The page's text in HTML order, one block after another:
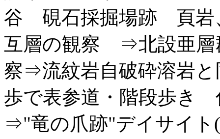
谷 硯石採掘場跡 頁岩
互層の観察 ⇒北設亜層
察⇒流紋岩自破砕溶岩
歩で表参道・階段歩き
⇒"竜の爪跡"デイサイト